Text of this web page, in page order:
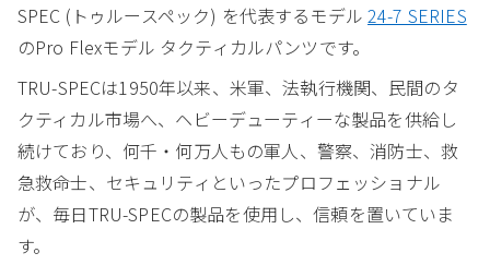
SPEC (トゥルースペック) を代表するモデル24-7 SERIES
のPro Flexモデル タクティカルパンツです。
TRU-SPECは1950年以来、米軍、法執行機関、民間のタ
クティカル市場へ、ヘビーデューティーな製品を供給し
続けており、何千・何万人もの軍人、警察、消防士、救
急救命士、セキュリティといったプロフェッショナル
が、毎日TRU-SPECの製品を使用し、信頼を置いていま
す。